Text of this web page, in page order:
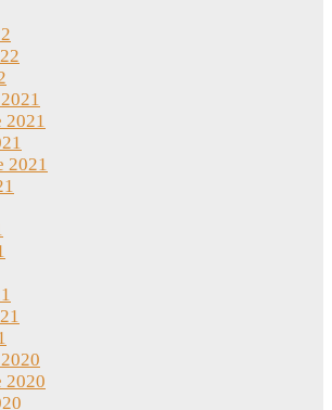
2021
2021
2020